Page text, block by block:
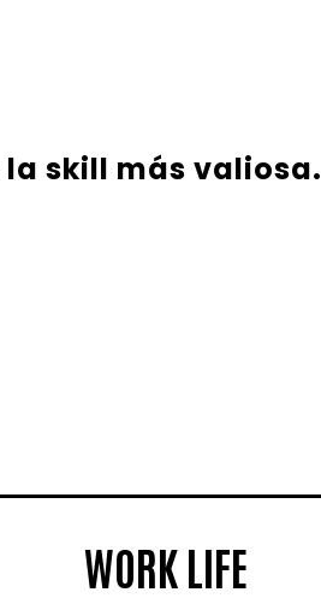
skill más valiosa.
WORK LIFE